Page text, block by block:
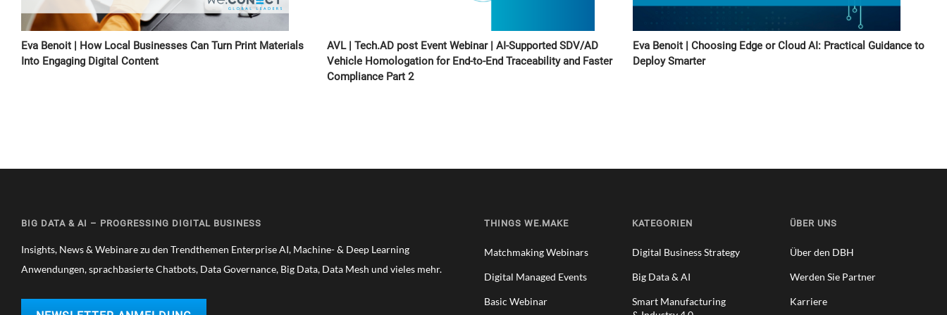
Eva Benoit | How Local Businesses Can Turn Print Materials
Into Engaging Digital Content
AVL | Tech.AD post Event Webinar | AI‑Supported SDV/AD
Vehicle Homologation for End‑to‑End Traceability and Faster
Compliance Part 2
Eva Benoit | Choosing Edge or Cloud AI: Practical Guidance to
Deploy Smarter
BIG DATA & AI – PROGRESSING DIGITAL BUSINESS
Insights, News & Webinare zu den Trendthemen Enterprise AI, Machine- & Deep Learning
Anwendungen, sprachbasierte Chatbots, Data Governance, Big Data, Data Mesh und vieles mehr.
THINGS WE.MAKE
Matchmaking Webinars
Digital Managed Events
Basic Webinar
KATEGORIEN
Digital Business Strategy
Big Data & AI
Smart Manufacturing
ÜBER UNS
Über den DBH
Werden Sie Partner
Karriere